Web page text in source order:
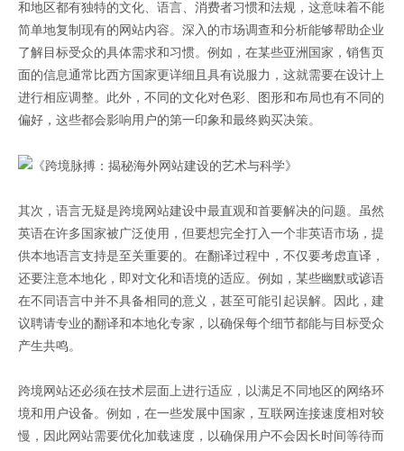
和地区都有独特的文化、语言、消费者习惯和法规，这意味着不能
简单地复制现有的网站内容。深入的市场调查和分析能够帮助企业
了解目标受众的具体需求和习惯。例如，在某些亚洲国家，销售页
面的信息通常比西方国家更详细且具有说服力，这就需要在设计上
进行相应调整。此外，不同的文化对色彩、图形和布局也有不同的
偏好，这些都会影响用户的第一印象和最终购买决策。
其次，语言无疑是跨境网站建设中最直观和首要解决的问题。虽然
英语在许多国家被广泛使用，但要想完全打入一个非英语市场，提
供本地语言支持是至关重要的。在翻译过程中，不仅要考虑直译，
还要注意本地化，即对文化和语境的适应。例如，某些幽默或谚语
在不同语言中并不具备相同的意义，甚至可能引起误解。因此，建
议聘请专业的翻译和本地化专家，以确保每个细节都能与目标受众
产生共鸣。
跨境网站还必须在技术层面上进行适应，以满足不同地区的网络环
境和用户设备。例如，在一些发展中国家，互联网连接速度相对较
慢，因此网站需要优化加载速度，以确保用户不会因长时间等待而